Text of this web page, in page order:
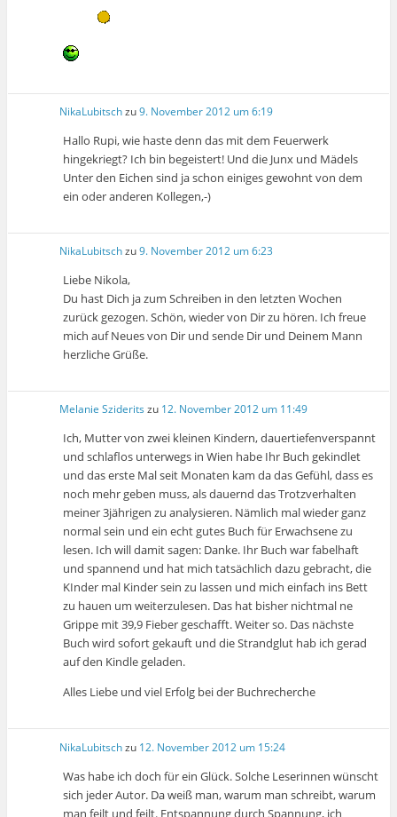
NikaLubitschzu9. November 2012 um 6:19
Hallo Rupi, wie haste denn das mit dem Feuerwerk
hingekriegt? Ich bin begeistert! Und die Junx und Mädels
Unter den Eichen sind ja schon einiges gewohnt von dem
ein oder anderen Kollegen,-)
NikaLubitschzu9. November 2012 um 6:23
Liebe Nikola,
Du hast Dich ja zum Schreiben in den letzten Wochen
zurück gezogen. Schön, wieder von Dir zu hören. Ich freue
mich auf Neues von Dir und sende Dir und Deinem Mann
herzliche Grüße.
Melanie Sziderits zu 12. November 2012 um 11:49
Ich, Mutter von zwei kleinen Kindern, dauertiefenverspannt
und schlaflos unterwegs in Wien habe Ihr Buch gekindlet
und das erste Mal seit Monaten kam da das Gefühl, dass es
noch mehr geben muss, als dauernd das Trotzverhalten
meiner 3jährigen zu analysieren. Nämlich mal wieder ganz
normal sein und ein echt gutes Buch für Erwachsene zu
lesen. Ich will damit sagen: Danke. Ihr Buch war fabelhaft
und spannend und hat mich tatsächlich dazu gebracht, die
KInder mal Kinder sein zu lassen und mich einfach ins Bett
zu hauen um weiterzulesen. Das hat bisher nichtmal ne
Grippe mit 39,9 Fieber geschafft. Weiter so. Das nächste
Buch wird sofort gekauft und die Strandglut hab ich gerad
auf den Kindle geladen.
Alles Liebe und viel Erfolg bei der Buchrecherche
NikaLubitschzu 12. November 2012 um 15:24
Was habe ich doch für ein Glück. Solche Leserinnen wünscht
sich jeder Autor. Da weiß man, warum man schreibt, warum
man feilt und feilt. Entspannung durch Spannung, ich